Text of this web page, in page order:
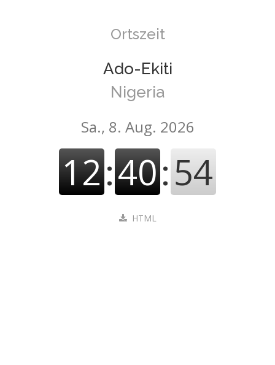
Ortszeit
Ado-Ekiti
Nigeria
Sa., 8. Aug. 2026
12:40:55
HTML